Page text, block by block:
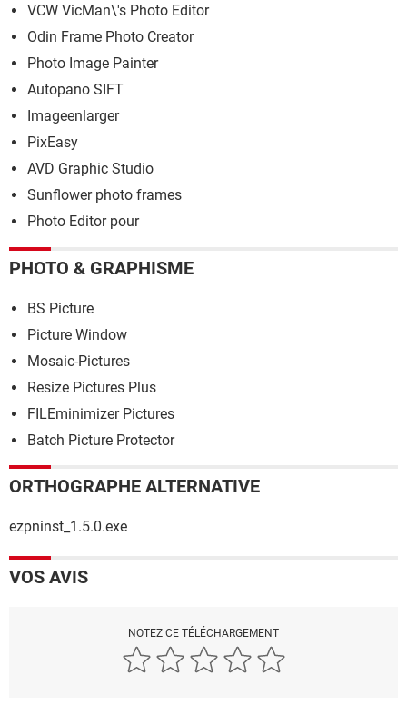
VCW VicMan\'s Photo Editor
Odin Frame Photo Creator
Photo Image Painter
Autopano SIFT
Imageenlarger
PixEasy
AVD Graphic Studio
Sunflower photo frames
Photo Editor pour
PHOTO & GRAPHISME
BS Picture
Picture Window
Mosaic-Pictures
Resize Pictures Plus
FILEminimizer Pictures
Batch Picture Protector
ORTHOGRAPHE ALTERNATIVE
ezpninst_1.5.0.exe
VOS AVIS
NOTEZ CE TÉLÉCHARGEMENT